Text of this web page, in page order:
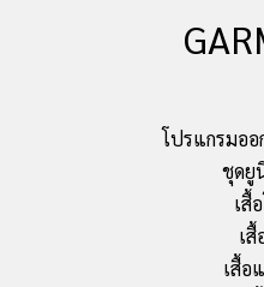
โปรแกรมอ
ชุดยู
เสื้
เสื้
เสื้อ